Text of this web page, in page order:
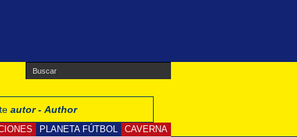
autor - Author
PLANETA FÚTBOL CAVERNA